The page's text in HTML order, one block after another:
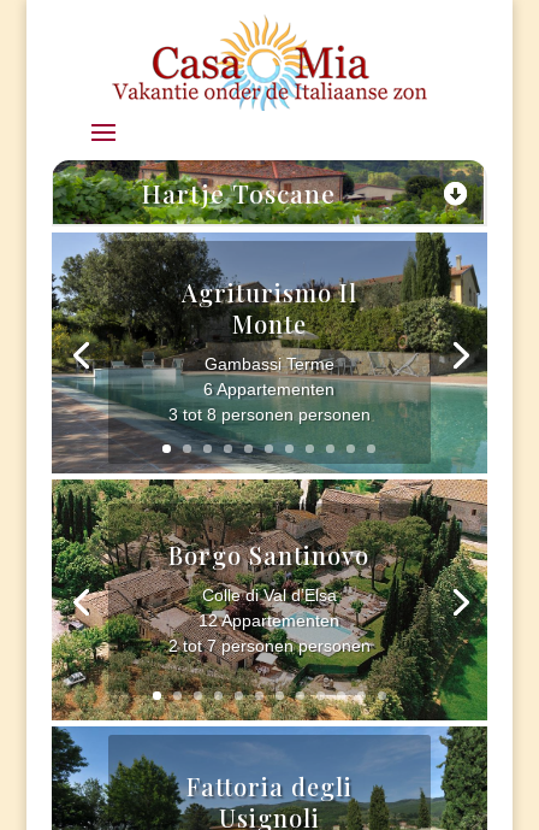
Hartje Toscane
Agriturismo Il
Monte
Gambassi Terme
6 Appartementen
3 tot 8 personen personen
Borgo Santinovo
Colle di Val d’Elsa
12 Appartementen
2 tot 7 personen personen
Fattoria degli
Usignoli